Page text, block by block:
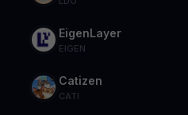
EigenLayer
EIGEN
Catizen
CATI